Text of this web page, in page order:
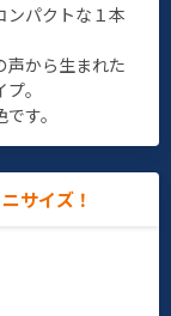
ンパクトな１本
声から生まれた
。
す。
サイズ！